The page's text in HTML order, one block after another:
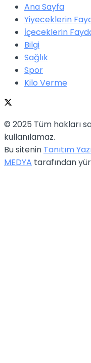
Ana Sayfa
Yiyeceklerin
İçeceklerin
Bilgi
Sağlık
Spor
Kilo Verme
© 2025 Tüm hakları
kullanılamaz.
Bu sitenin Tanıtım
MEDYA tarafından